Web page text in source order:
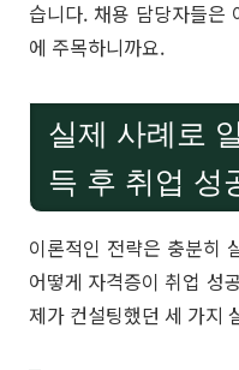
습니다. 채용 담당자들은
에 주목하니까요.
실제 사례로
득 후 취업 성
이론적인 전략은 충분히
어떻게 자격증이 취업 성
제가 컨설팅했던 세 가지